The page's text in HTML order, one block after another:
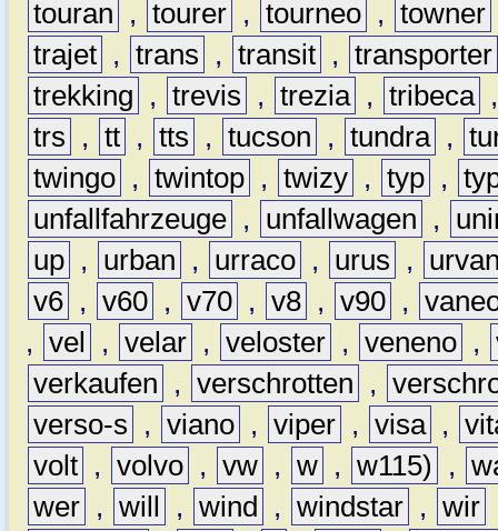
touran , tourer , tourneo , towner
trajet , trans , transit , transporter
trekking
, trevis , trezia , tribeca
trs
, tt , tts , tucson , tundra ,
twingo , twintop , twizy , typ ,
unfallfahrzeuge , unfallwagen ,
up , urban , urraco , urus ,
v6 , v60 , v70 , v8 , v90 ,
, vel , velar , veloster , veneno ,
verkaufen
, verschrotten ,
verso-s
, viano , viper , visa ,
volt , volvo , vw , w , w115) ,
wer , will , wind , windstar , wir